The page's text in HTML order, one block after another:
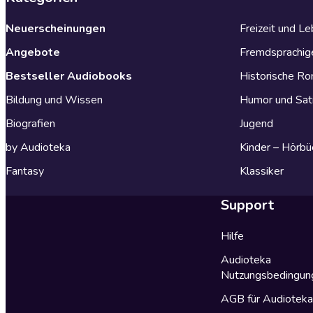
Neuerscheinungen
Angebote
Bestseller Audiobooks
Bildung und Wissen
Biografien
by Audioteka
Fantasy
Freizeit und
Historische
Humor und
Jugend
Kinder –
Klassiker
Support
Hilfe
Audioteka
AGB für